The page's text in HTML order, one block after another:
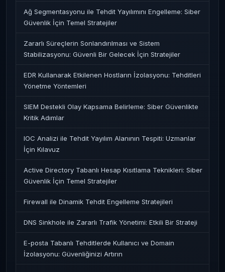
Ağ Segmentasyonu ile Tehdit Yayılımını Engelleme: Siber
Güvenlik İçin Temel Stratejiler
Zararlı Süreçlerin Sonlandırılması ve Sistem
Stabilizasyonu: Güvenli Bir Gelecek İçin Stratejiler
EDR Kullanarak Etkilenen Hostların İzolasyonu: Tehditleri
Yönetme Yöntemleri
SIEM Destekli Olay Kapsama Belirleme: Siber Güvenlikte
Kritik Adımlar
IOC Analizi ile Tehdit Yayılım Alanının Tespiti: Uzmanlar
İçin Kılavuz
Active Directory Tabanlı Hesap Kısıtlama Teknikleri: Siber
Güvenlik İçin Temel Stratejiler
Firewall ile Dinamik Tehdit Engelleme Stratejileri
DNS Sinkhole ile Zararlı Trafik Yönetimi: Etkili Bir Strateji
E-posta Tabanlı Tehditlerde Kullanıcı ve Domain
İzolasyonu: Güvenliğinizi Artırın